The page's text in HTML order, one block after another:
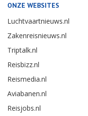
ONZE WEBSITES
Luchtvaartnieuws.nl
Zakenreisnieuws.nl
Triptalk.nl
Reisbizz.nl
Reismedia.nl
Aviabanen.nl
Reisjobs.nl